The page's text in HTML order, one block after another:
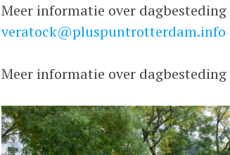
Meer informatie over
veratock@pluspuntrotterdam.info
Meer informatie over